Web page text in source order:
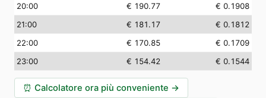
20:00
€ 190.77
€ 0.1908
21:00
€ 181.17
€ 0.1812
22:00
€ 170.85
€ 0.1709
23:00
€ 154.42 € 0.1544
⏰ Calcolatore ora più conveniente →